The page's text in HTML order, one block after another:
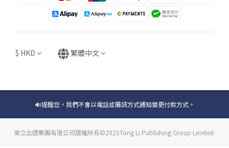
$ HKD 繁體中文
🔊提醒您，我們不會以電話或簡訊方式通知變更付款方式。
東立出版集團有限公司版權所有©2025Tong Li Publishing Group Limited